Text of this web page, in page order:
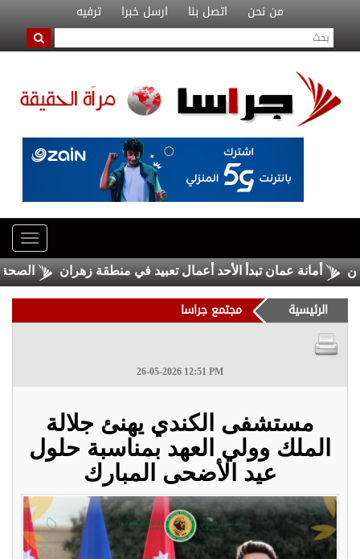
من نحن اتصل بنا ارسل خبرا ترفيه
أمانة عمان تبدأ الأحد أعمال تعبيد في منطقة زهران الصحة: 1257 شهيدا بغزة منذ وقف النار
الرئيسية مجتمع جراسا
26-05-2026 12:51 PM
مستشفى الكندي يهنئ جلالة
الملك وولي العهد بمناسبة حلول
عيد الأضحى المبارك